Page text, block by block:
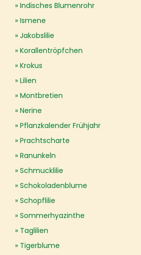
Indisches Blumenrohr
Ismene
Jakobslilie
Korallentröpfchen
Krokus
Lilien
Montbretien
Nerine
Pflanzkalender Frühjahr
Prachtscharte
Ranunkeln
Schmucklilie
Schokoladenblume
Schopflilie
Sommerhyazinthe
Taglilien
Tigerblume